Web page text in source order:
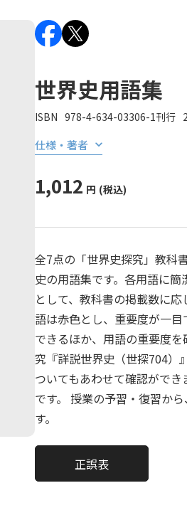
世界史用語集
ISBN 978-4-634-03306-1刊行
仕様・著者
1,012 円 (税込)
全7点の「世界史探究」教科
史の用語集です。各用語に
として、教科書の掲載数に
語は赤色とし、重要度が一
できるほか、用語の重要度
究『詳説世界史（世探704）
ついてもあわせて確認がで
です。 授業の予習・復習か
す。
正誤表